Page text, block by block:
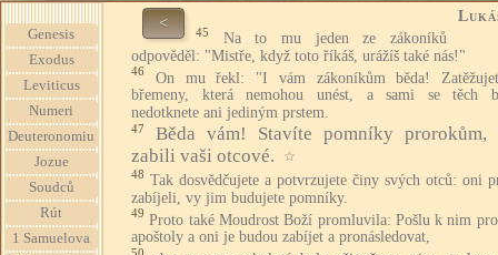
Genesis
Exodus
Leviticus
Numeri
Deuteronomiu
Jozue
Soudců
Rút
1 Samuelova
<
45
Na to mu jeden ze zákoníků
odpověděl: "Mistře, když toto říkáš, urážíš také nás!"
46
On mu řekl: "I vám zákoníkům běda!
břemeny, která nemohou unést, a sami se těch
nedotknete ani jediným prstem.
47
Běda vám! Stavíte pomníky prorokům,
zabili vaši otcové.
☆
48 Tak dosvědčujete a potvrzujete činy svých otců: oni
zabíjeli, vy jim budujete pomníky.
49 Proto také Moudrost Boží promluvila: Pošlu k nim
apoštoly a oni je budou zabíjet a pronásledovat,